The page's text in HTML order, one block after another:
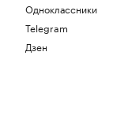
Одноклассники
Telegram
Дзен